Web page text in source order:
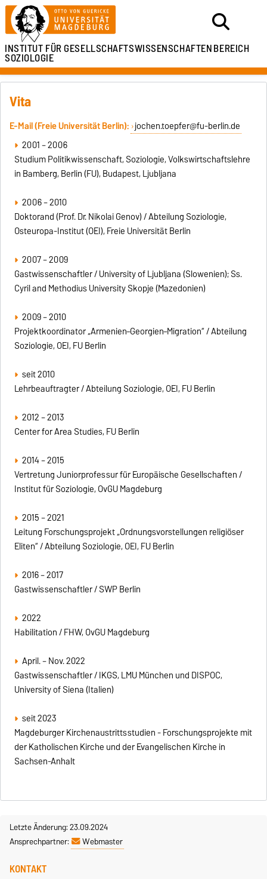
INSTITUT FÜRGESELLSCHAFTSWISSENSCHAFTENBEREICH
SOZIOLOGIE
Vita
E-Mail (Freie Universität Berlin): jochen.toepfer@fu-berlin.de
2001 – 2006
Studium Politikwissenschaft, Soziologie, Volkswirtschaftslehre
in Bamberg, Berlin (FU), Budapest, Ljubljana
2006 – 2010
Doktorand (Prof. Dr. Nikolai Genov) / Abteilung Soziologie,
Osteuropa-Institut (OEI), Freie Universität Berlin
2007 – 2009
Gastwissenschaftler / University of Ljubljana (Slowenien); Ss.
Cyril and Methodius University Skopje (Mazedonien)
2009 – 2010
Projektkoordinator „Armenien–Georgien–Migration“ / Abteilung
Soziologie, OEI, FU Berlin
seit 2010
Lehrbeauftragter / Abteilung Soziologie, OEI, FU Berlin
2012 – 2013
Center for Area Studies, FU Berlin
2014 – 2015
Vertretung Juniorprofessur für Europäische Gesellschaften /
Institut für Soziologie, OvGU Magdeburg
2015 – 2021
Leitung Forschungsprojekt „Ordnungsvorstellungen religiöser
Eliten“ / Abteilung Soziologie, OEI, FU Berlin
2016 – 2017
Gastwissenschaftler / SWP Berlin
2022
Habilitation / FHW, OvGU Magdeburg
April. – Nov. 2022
Gastwissenschaftler / IKGS, LMU München und DISPOC,
University of Siena (Italien)
seit 2023
Magdeburger Kirchenaustrittsstudien - Forschungsprojekte mit
der Katholischen Kirche und der Evangelischen Kirche in
Sachsen-Anhalt
Letzte Änderung: 23.09.2024
Ansprechpartner:
Webmaster
KONTAKT